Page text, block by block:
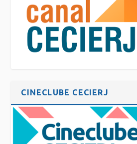
CINECLUBE CECIERJ